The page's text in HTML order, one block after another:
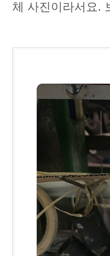
체 사진이라서요.